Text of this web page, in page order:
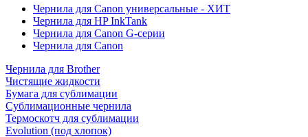
Чернила для Canon универсальные - ХИТ
Чернила для HP InkTank
Чернила для Canon G-серии
Чернила для Canon
Чернила для Brother
Чистящие жидкости
Бумага для сублимации
Сублимационные чернила
Термоскотч для сублимации
Evolution (под хлопок)